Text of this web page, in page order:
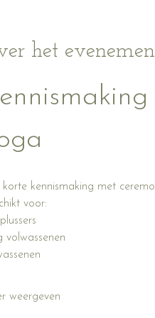
het
korte kennismaking met
voor:
volwassenen
weergeven